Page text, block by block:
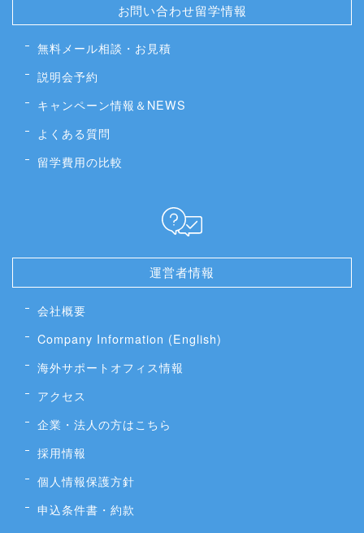
お問い合わせ留学情報
無料メール相談・お見積
説明会予約
キャンペーン情報＆NEWS
よくある質問
留学費用の比較
運営者情報
会社概要
Company Information (English)
海外サポートオフィス情報
アクセス
企業・法人の方はこちら
採用情報
個人情報保護方針
申込条件書・約款